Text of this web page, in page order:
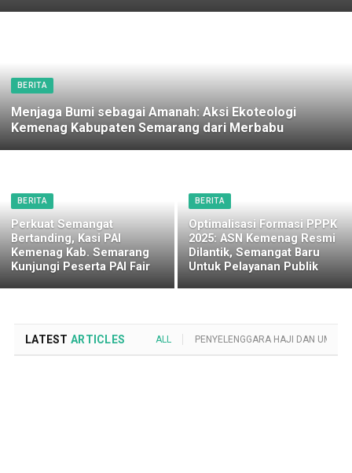
BERITA
Menjaga Bumi sebagai Amanah: Aksi Ekoteologi
Kemenag Kabupaten Semarang dari Merbabu
BERITA
Perkuat Semangat
Bertanding, Kasi PAI
Kemenag Kab. Semarang
Kunjungi Peserta PAI Fair
BERITA
Optimalisasi Formasi PPPK
2025: ASN Kemenag Resmi
Dilantik, Semangat Baru
Untuk Pelayanan Publik
LATEST ARTICLES ALL PENYELENGGARA HAJI DAN UMROH